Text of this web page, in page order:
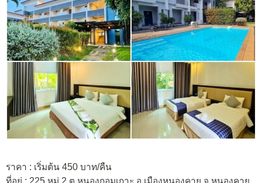
ราคา : เริ่มต้น 450 บาท/คืน